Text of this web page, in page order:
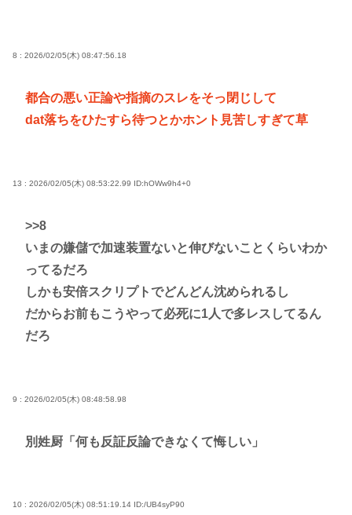
8 : 2026/02/05(木) 08:47:56.18
都合の悪い正論や指摘のスレをそっ閉じして
dat落ちをひたすら待つとかホント見苦しすぎて草
13 : 2026/02/05(木) 08:53:22.99 ID:hOWw9h4+0
>>8
いまの嫌儲で加速装置ないと伸びないことくらいわか
ってるだろ
しかも安倍スクリプトでどんどん沈められるし
だからお前もこうやって必死に1人で多レスしてるん
だろ
9 : 2026/02/05(木) 08:48:58.98
別姓厨「何も反証反論できなくて悔しい」
10 : 2026/02/05(木) 08:51:19.14 ID:/UB4syP90